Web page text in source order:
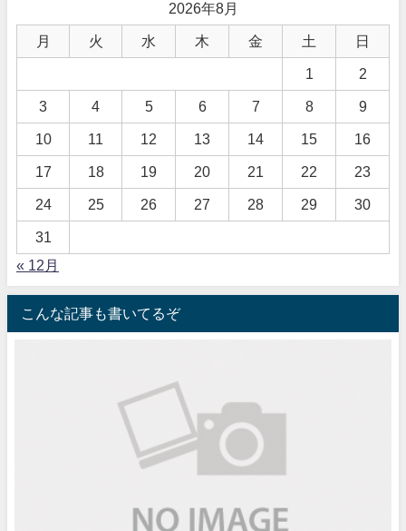
2026年8月
月 火 水 木 金 土 日
1 2
3 4 5 6 7 8 9
10 11 12 13 14 15 16
17 18 19 20 21 22 23
24 25 26 27 28 29 30
31
« 12月
こんな記事も書いてるぞ